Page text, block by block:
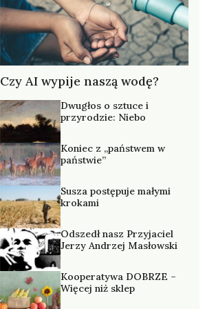
Czy AI wypije naszą wodę?
Dwugłos o sztuce i
przyrodzie: Niebo
Koniec z „państwem w
państwie”
Susza postępuje małymi
krokami
Odszedł nasz Przyjaciel
Jerzy Andrzej Masłowski
Kooperatywa DOBRZE –
Więcej niż sklep